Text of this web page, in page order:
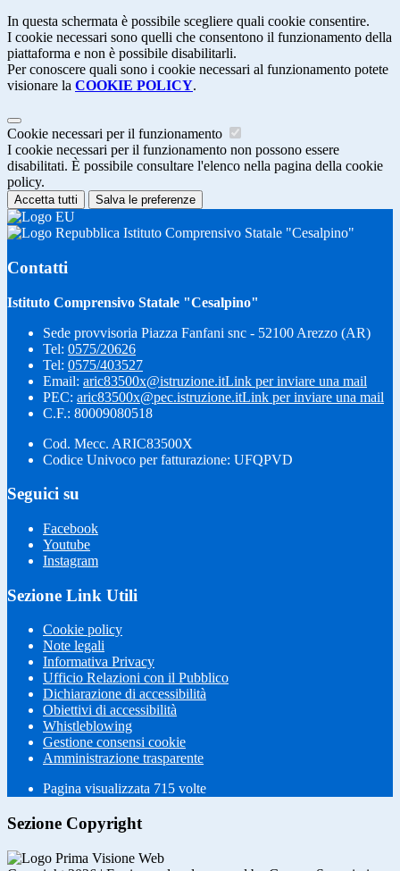
In questa schermata è possibile scegliere quali cookie consentire.
I cookie necessari sono quelli che consentono il funzionamento della
piattaforma e non è possibile disabilitarli.
Per conoscere quali sono i cookie necessari al funzionamento potete
visionare la COOKIE POLICY.
Cookie necessari per il funzionamento
I cookie necessari per il funzionamento non possono essere
disabilitati. È possibile consultare l'elenco nella pagina della cookie
policy.
Accetta tutti Salva le preferenze
Istituto Comprensivo Statale "Cesalpino"
Contatti
Istituto Comprensivo Statale "Cesalpino"
Sede provvisoria Piazza Fanfani snc - 52100 Arezzo (AR)
Tel: 0575/20626
Tel: 0575/403527
Email: aric83500x@istruzione.itLink per inviare una mail
PEC: aric83500x@pec.istruzione.itLink per inviare una mail
C.F.: 80009080518
Cod. Mecc. ARIC83500X
Codice Univoco per fatturazione: UFQPVD
Seguici su
Facebook
Youtube
Instagram
Sezione Link Utili
Cookie policy
Note legali
Informativa Privacy
Ufficio Relazioni con il Pubblico
Dichiarazione di accessibilità
Obiettivi di accessibilità
Whistleblowing
Gestione consensi cookie
Amministrazione trasparente
Pagina visualizzata 715 volte
Sezione Copyright